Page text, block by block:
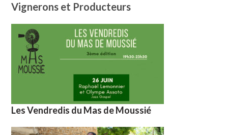
Vignerons et Producteurs
Les Vendredis du Mas de Moussié